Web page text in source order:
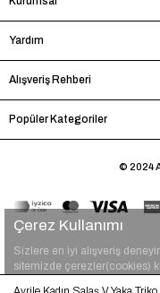
Yardım
Alışveriş Rehberi
Popüler Kategoriler
© 2024
Çerez Kullanımı
Sizlere en iyi alışveriş
sitemizde çerezler(cookies)